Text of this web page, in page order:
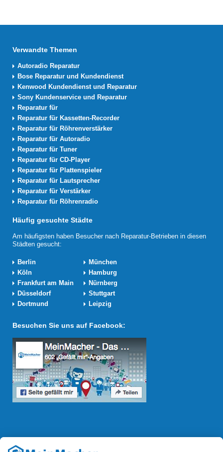
Verwandte Themen
Autoradio Reparatur
Bose Reparatur und Kundendienst
Kenwood Kundendienst und Reparatur
Sony Kundenservice und Reparatur
Reparatur für
Reparatur für Kassetten-Recorder
Reparatur für Röhrenverstärker
Reparatur für Autoradio
Reparatur für Tuner
Reparatur für CD-Player
Reparatur für Plattenspieler
Reparatur für Lautsprecher
Reparatur für Verstärker
Reparatur für Röhrenradio
Häufig gesuchte Städte
Am häufigsten haben Besucher nach Reparatur-Betrieben in diesen
Städten gesucht:
Berlin
München
Köln
Hamburg
Frankfurt am Main
Nürnberg
Düsseldorf
Stuttgart
Dortmund
Leipzig
Besuchen Sie uns auf Facebook:
Reparatur Revolution